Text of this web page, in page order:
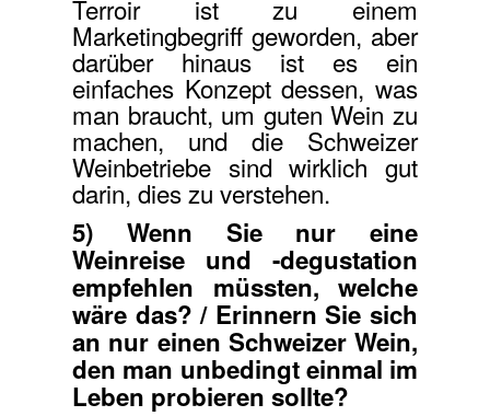
Terroir ist zu einem
Marketingbegriff geworden, aber
darüber hinaus ist es ein
einfaches Konzept dessen, was
man braucht, um guten Wein zu
machen, und die Schweizer
Weinbetriebe sind wirklich gut
darin, dies zu verstehen.
5) Wenn Sie nur eine
Weinreise und -degustation
empfehlen müssten, welche
wäre das? / Erinnern Sie sich
an nur einen Schweizer Wein,
den man unbedingt einmal im
Leben probieren sollte?